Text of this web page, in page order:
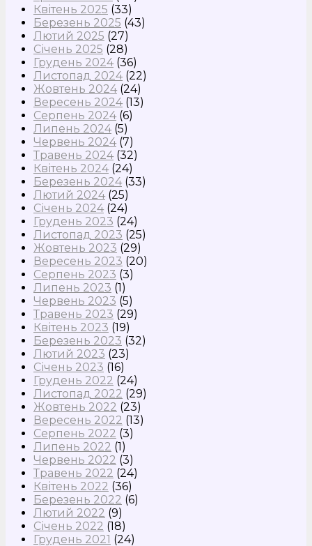
Квітень 2025 (33)
Березень 2025 (43)
Лютий 2025 (27)
Січень 2025 (28)
Грудень 2024(36)
Листопад 2024(22)
Жовтень 2024(24)
Вересень 2024(13)
Серпень 2024(6)
Липень 2024(5)
Червень 2024(7)
Травень 2024(32)
Квітень 2024(24)
Березень 2024(33)
Лютий 2024(25)
Січень 2024(24)
Грудень 2023 (24)
Листопад 2023 (25)
Жовтень 2023 (29)
Вересень 2023 (20)
Серпень 2023 (3)
Липень 2023 (1)
Червень 2023 (5)
Травень 2023 (29)
Квітень 2023 (19)
Березень 2023 (32)
Лютий 2023 (23)
Січень 2023 (16)
Грудень 2022 (24)
Листопад 2022 (29)
Жовтень 2022 (23)
Вересень 2022 (13)
Серпень 2022 (3)
Липень 2022 (1)
Червень 2022 (3)
Травень 2022 (24)
Квітень 2022 (36)
Березень 2022 (6)
Лютий 2022 (9)
Січень 2022 (18)
Грудень 2021 (24)